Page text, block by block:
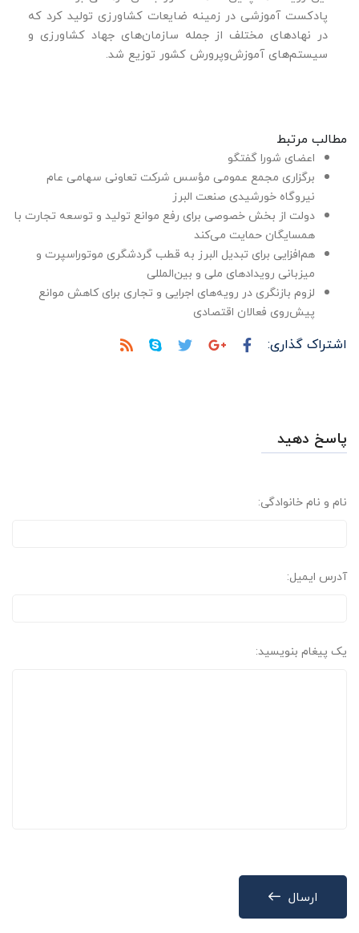
پادکست آموزشی در زمینه ضایعات کشاورزی تولید کرد که
در نهادهای مختلف از جمله سازمان‌های جهاد کشاورزی و
سیستم‌های آموزش‌وپرورش کشور توزیع شد.
مطالب مرتبط
اعضای شورا گفتگو
برگزاری مجمع عمومی مؤسس شرکت تعاونی سهامی عام
نیروگاه خورشیدی صنعت البرز
دولت از بخش خصوصی برای رفع موانع تولید و توسعه تجارت با
همسایگان حمایت می‌کند
هم‌افزایی برای تبدیل البرز به قطب گردشگری موتوراسپرت و
میزبانی رویدادهای ملی و بین‌المللی
لزوم بازنگری در رویه‌های اجرایی و تجاری برای کاهش موانع
پیش‌روی فعالان اقتصادی
اشتراک گذاری:
پاسخ دهید
نام و نام خانوادگی:
آدرس ایمیل:
یک پیغام بنویسید:
ارسال